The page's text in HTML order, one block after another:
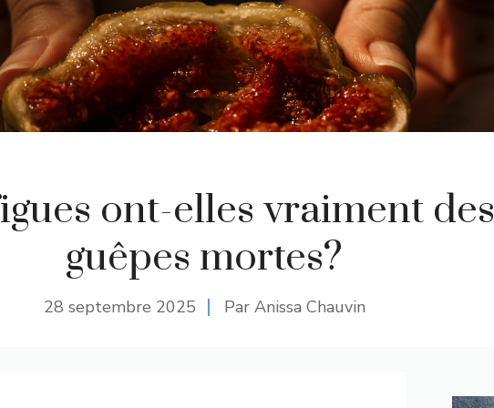
ont-elles vraiment des
guêpes mortes?
28 septembre 2025 Par Anissa Chauvin